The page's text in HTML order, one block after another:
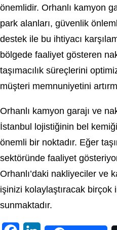
önemlidir. Orhanlı kamyon
park alanları, güvenlik
destek ile bu ihtiyacı
bölgede faaliyet gösteren
taşımacılık süreçlerini
müşteri memnuniyetini
Orhanlı kamyon garajı ve
İstanbul lojistiğinin bel
önemli bir noktadır. Eğer
sektöründe faaliyet
Orhanlı’daki nakliyeciler ve
işinizi kolaylaştıracak birçok
sunmaktadır.